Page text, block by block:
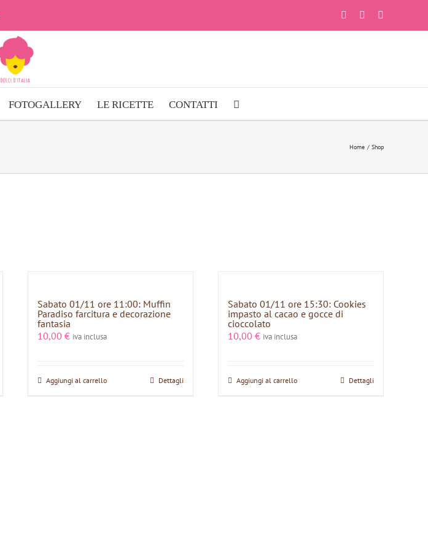
FacebookInstagram
FOTOGALLERY LE RICETTE CONTATTI
Home Shop
Sabato 01/11 ore 11:00: Muffin
Paradiso farcitura e decorazione
fantasia
10,00 € iva inclusa
Aggiungi al carrello Dettagli
Sabato 01/11 ore 15:30: Cookies
impasto al cacao e gocce di
cioccolato
10,00 € iva inclusa
Aggiungi al carrello Dettagli